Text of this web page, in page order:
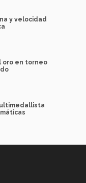
y velocidad
oro en torneo